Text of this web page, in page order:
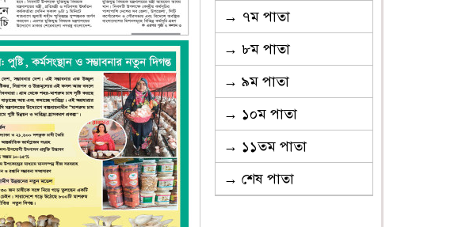
→ ৭ম পাতা
→ ৮ম পাতা
→ ৯ম পাতা
→ ১০ম পাতা
→ ১১তম পাতা
→ শেষ পাতা